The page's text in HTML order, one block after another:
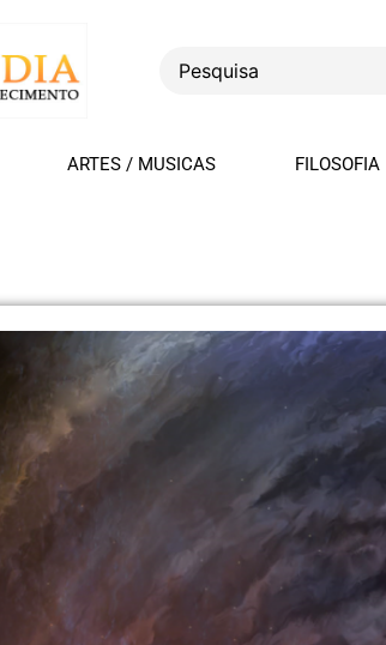
ARTES / MUSICAS FILOSOFIA